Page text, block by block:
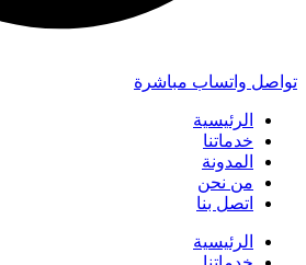
تواصل واتساب مباشرة
الرئيسية
خدماتنا
المدونة
من نحن
اتصل بنا
الرئيسية